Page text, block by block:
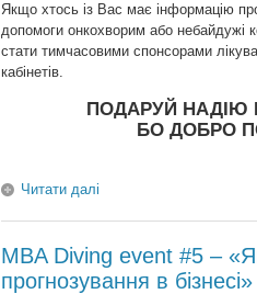
Якщо хтось із Вас має інформацію
допомоги онкохворим або небайдужі
стати тимчасовими спонсорами
кабінетів.
ПОДАРУЙ НАДІЮ
БО ДОБРО
Читати далі
MBA Diving event #5 –
прогнозування в бізнесі»